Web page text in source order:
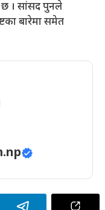
छ । सांसद पुनले
बारेमा समेत